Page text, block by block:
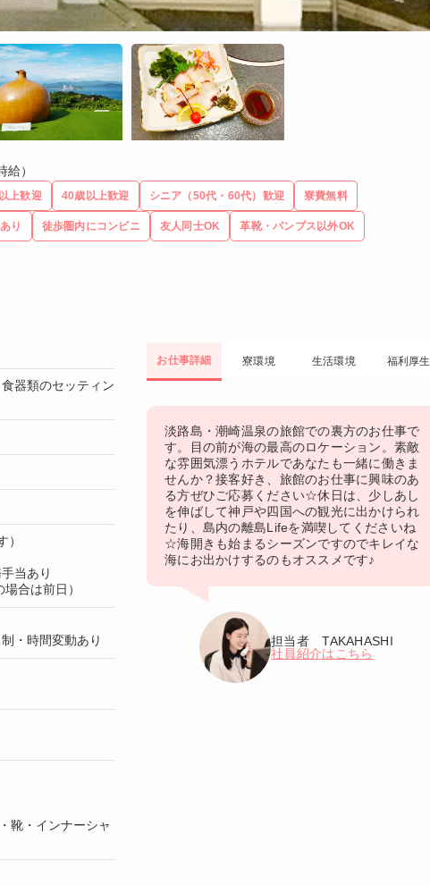
給）
上歓迎 40歳以上歓迎 シニア（50代・60代）歓迎 寮費無料
り 徒歩圏内にコンビニ 友人同士OK 革靴・パンプス以外OK
お仕事詳細 寮環境 生活環境 福利厚生
淡路島・潮崎温泉の旅館での裏方のお仕事で
す。目の前が海の最高のロケーション。素敵
な雰囲気漂うホテルであなたも一緒に働きま
せんか？接客好き、旅館のお仕事に興味のあ
る方ぜひご応募ください☆休日は、少しあし
を伸ばして神戸や四国への観光に出かけられ
たり、島内の離島Lifeを満喫してくださいね
☆海開きも始まるシーズンですのでキレイな
海にお出かけするのもオススメです♪
担当者 TAKAHASHI
社員紹介はこちら
器類のセッティン
）
当あり
合は前日）
・時間変動あり
靴・インナーシャ